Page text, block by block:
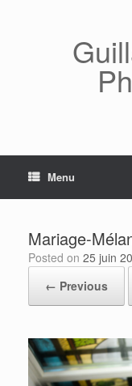
Menu
Mariage-
Posted on 25 juin
← Previous